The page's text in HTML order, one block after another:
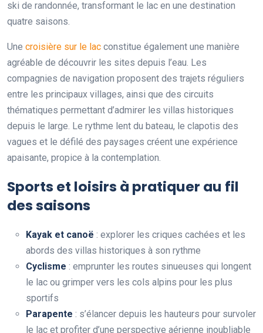
ski de randonnée, transformant le lac en une destination
quatre saisons.
Une croisière sur le lac constitue également une manière
agréable de découvrir les sites depuis l’eau. Les
compagnies de navigation proposent des trajets réguliers
entre les principaux villages, ainsi que des circuits
thématiques permettant d’admirer les villas historiques
depuis le large. Le rythme lent du bateau, le clapotis des
vagues et le défilé des paysages créent une expérience
apaisante, propice à la contemplation.
Sports et loisirs à pratiquer au fil
des saisons
Kayak et canoë : explorer les criques cachées et les
abords des villas historiques à son rythme
Cyclisme : emprunter les routes sinueuses qui longent
le lac ou grimper vers les cols alpins pour les plus
sportifs
Parapente : s’élancer depuis les hauteurs pour survoler
le lac et profiter d’une perspective aérienne inoubliable